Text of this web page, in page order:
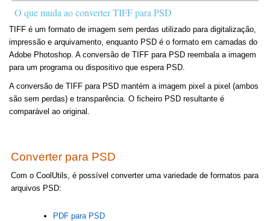
O que muda ao converter TIFF para PSD
TIFF é um formato de imagem sem perdas utilizado para digitalização,
impressão e arquivamento, enquanto PSD é o formato em camadas do
Adobe Photoshop. A conversão de TIFF para PSD reembala a imagem
para um programa ou dispositivo que espera PSD.
A conversão de TIFF para PSD mantém a imagem pixel a pixel (ambos
são sem perdas) e transparência. O ficheiro PSD resultante é
comparável ao original.
Converter para PSD
Com o CoolUtils, é possível converter uma variedade de formatos para
arquivos PSD:
PDF para PSD